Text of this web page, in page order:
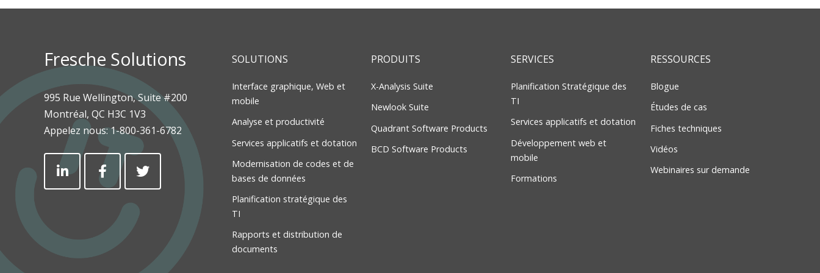
sources.
Fresche Solutions
995 Rue Wellington, Suite #200
Montréal, QC H3C 1V3
Appelez nous: 1-800-361-6782
SOLUTIONS
Interface graphique, Web et
mobile
Analyse et productivité
Services applicatifs et dotation
Modernisation de codes et de
bases de données
Planification stratégique des
TI
Rapports et distribution de
documents
PRODUITS
X-Analysis Suite
Newlook Suite
Quadrant Software Products
BCD Software Products
SERVICES
Planification Stratégique des
TI
Services applicatifs et dotation
Développement web et
mobile
Formations
RESSOURCES
Blogue
Études de cas
Fiches techniques
Vidéos
Webinaires sur demande